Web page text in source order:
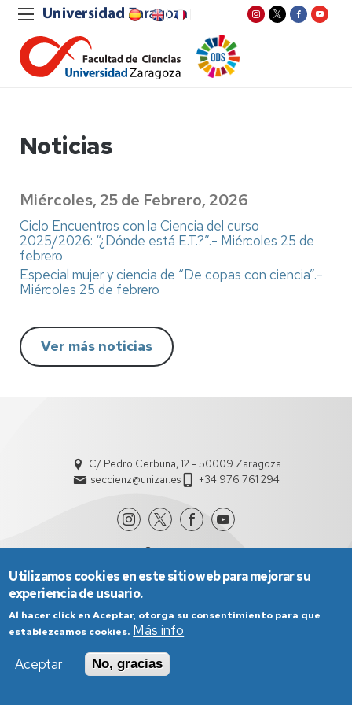
Noticias
Miércoles, 25 de Febrero, 2026
Ciclo Encuentros con la Ciencia del curso
2025/2026: “¿Dónde está E.T.?”.- Miércoles 25 de
febrero
Especial mujer y ciencia de “De copas con ciencia”.-
Miércoles 25 de febrero
Ver más noticias
C/ Pedro Cerbuna, 12 - 50009 Zaragoza
seccienz@unizar.es
+34 976 761 294
Aviso Legal
Condiciones generales de uso
Política de Accesibilidad
Utilizamos cookies en este sitio web para mejorar su
experiencia de usuario.
Al hacer click en Aceptar, otorga su consentimiento para que
establezcamos cookies. Más info
Aceptar
No, gracias